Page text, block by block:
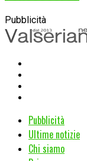
Pubblicità
Pubblicità
Ultime notizie
Chi siamo